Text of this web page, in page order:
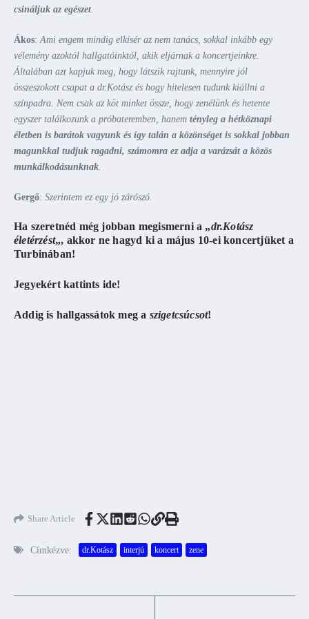
csináljuk az egészet.
Ákos:Ami engem mindig elkísér az nem tanács, sokkal inkább egy
vélemény azoktól hallgatóinktól, akik eljárnak a koncertjeinkre.
Általában azt kapjuk meg, hogy látszik rajtunk, mennyire jól
összeszokott csapat a dr.Kotász és hogy hitelesen tudunk kiállni a
színpadra. Nem csak az köt minket össze, hogy zenélünk és hetente
egyszer találkozunk a próbateremben, hanem tényleg a hétköznapi
életben is barátok vagyunk és így talán a közönséget is sokkal jobban
magunkkal tudjuk ragadni, számomra ez adja a varázsát a közös
munkálkodásunknak.
Gergő: Szerintem ez egy jó zárószó.
Ha szeretnéd még jobban megismerni a „dr.Kotász
életérzést„, akkor ne hagyd ki a május 10-ei koncertjüket a
Turbinában!
Jegyekért kattints ide!
Addig is hallgassátok meg a szigetcsúcsot!
Share Article
Címkézve: dr.Kotász interjú koncert zene